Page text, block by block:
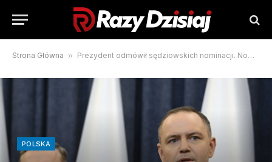
Strona Główna » Prezydent odmówił sędziowskich nominacji. Nowe ustalenia mediów
POLSKA